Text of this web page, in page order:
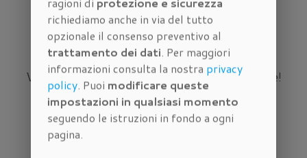
Immobiliare
Vuoi vendere casa? Scopri subito quanto vale!
VALUTA IL TUO IMMOBILE
richiediamo anche in via del tutto
opzionale il consenso preventivo al
trattamento dei dati. Per maggiori
informazioni consulta la nostra privacy
policy. Puoi modificare queste
impostazioni in qualsiasi momento
seguendo le istruzioni in fondo a ogni
pagina.